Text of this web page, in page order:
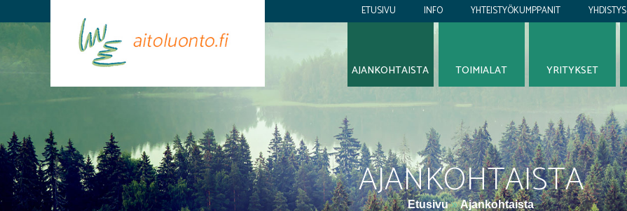
YHDISTYS
YHTEISTYÖKUMPPANIT
INFO
ETUSIVU
AJANKOHTAISTA
Etusivu»Ajankohtaista
YRITYKSET
TOIMIALAT
AJANKOHTAISTA